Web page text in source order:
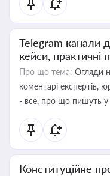
Telegram канали
кейси, практичні
Про що тема: Огляди
коментарі експертів,
- все, про що пишуть у
Конституційне